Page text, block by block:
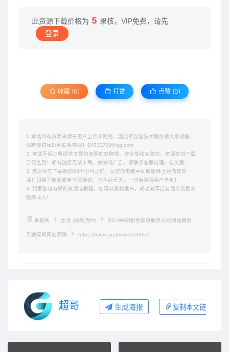
此资源下载价格为 5 果核，VIP免费，请先
登录
收藏 (0) 打赏 点赞 (0)
1. 本站所有资源来源于用户上传和网络，因此不包含技术服务请大家谅解！
如有侵权请邮件联系客服！64533729@qq.com
2. 本站不保证所提供下载的资源的准确性、安全性和完整性，资源仅供下载
学习之用！如有链接无法下载、失效或广告，请联系客服处理，有奖励！
3. 您必须在下载后的24个小时之内，从您的电脑中彻底删除上述内容资
源！如用于商业或者非法用途，与本站无关，一切后果请用户自负！
4. 如果您也有好的资源或教程，您可以投稿发布，成功分享后有站币奖励和
额外收入！
果核网 生活 /服务/预约 (PC+WAP)粉色家政服务公司网站模板
月嫂保姆网站源码 https://www.guohew.cn/5607/
超哥 生成海报 复制本文链接